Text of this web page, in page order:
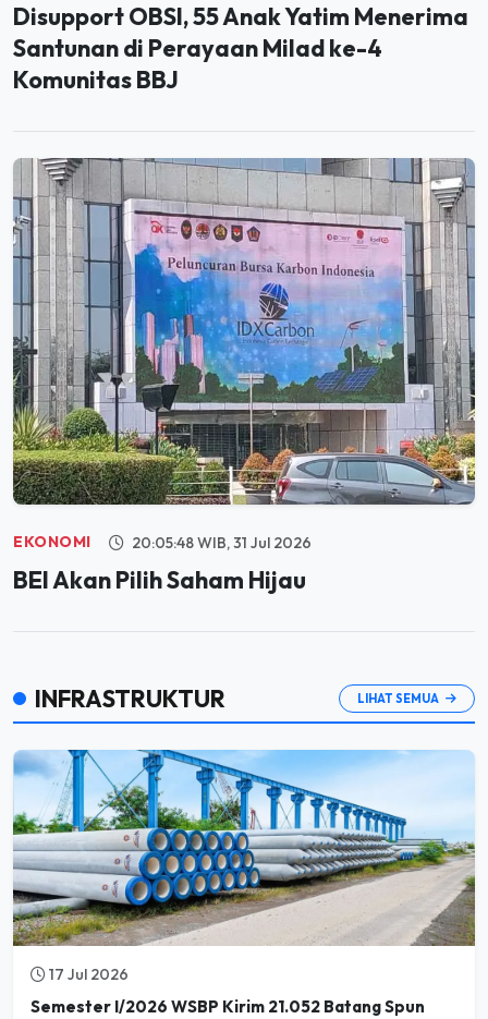
Disupport OBSI, 55 Anak Yatim Menerima
Santunan di Perayaan Milad ke-4
Komunitas BBJ
EKONOMI 20:05:48 WIB, 31 Jul 2026
BEI Akan Pilih Saham Hijau
INFRASTRUKTUR LIHAT SEMUA
17 Jul 2026
Semester I/2026 WSBP Kirim 21.052 Batang Spun